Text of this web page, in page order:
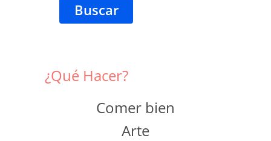
Buscar
¿Qué Hacer?
Comer bien
Arte